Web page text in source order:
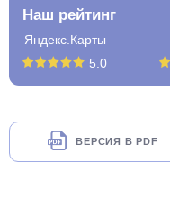
Наш рейтинг
Яндекс.Карты
5.0
ВЕРСИЯ В PDF